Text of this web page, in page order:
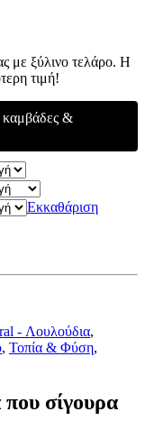
με ξύλινο τελάρο. Η
τιμή!
&
Εκκαθάριση
- Λουλούδια,
, Τοπία & Φύση,
σίγουρα